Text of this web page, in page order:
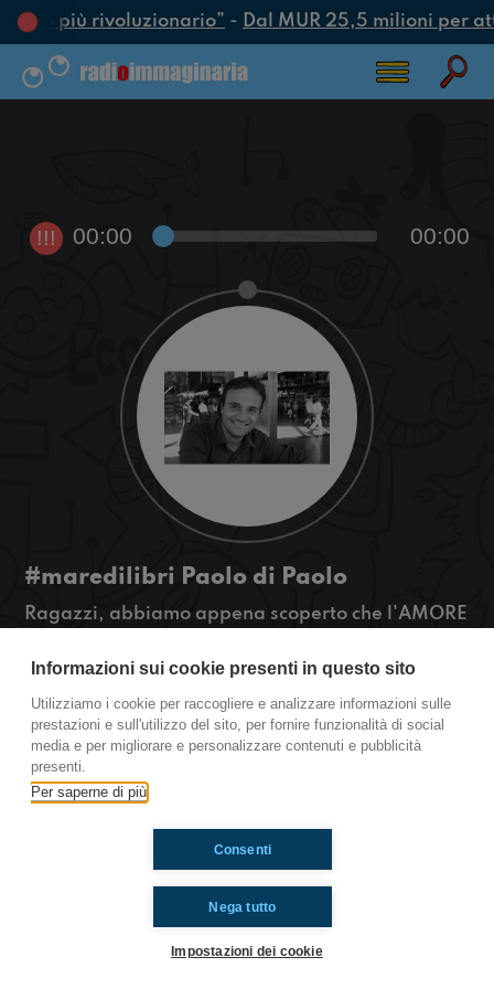
più rivoluzionario”- Dal MUR 25,5 milioni per
!!! 00:00 00:00
#maredilibri Paolo di Paolo
Ragazzi, abbiamo appena scoperto che l'AMORE
Con noi abbiamo Paolo di Paolo, scrittore,
davvero U T I L E
#OkkinSu www.radioimmaginaria.it
Ti è piaciuto? Condividilo!
Informazioni sui cookie presenti in questo sito
Utilizziamo i cookie per raccogliere e analizzare informazioni sulle
prestazioni e sull'utilizzo del sito, per fornire funzionalità di social
media e per migliorare e personalizzare contenuti e pubblicità
presenti.
Per saperne di più
Nega tutto
Consenti
Impostazioni dei cookie